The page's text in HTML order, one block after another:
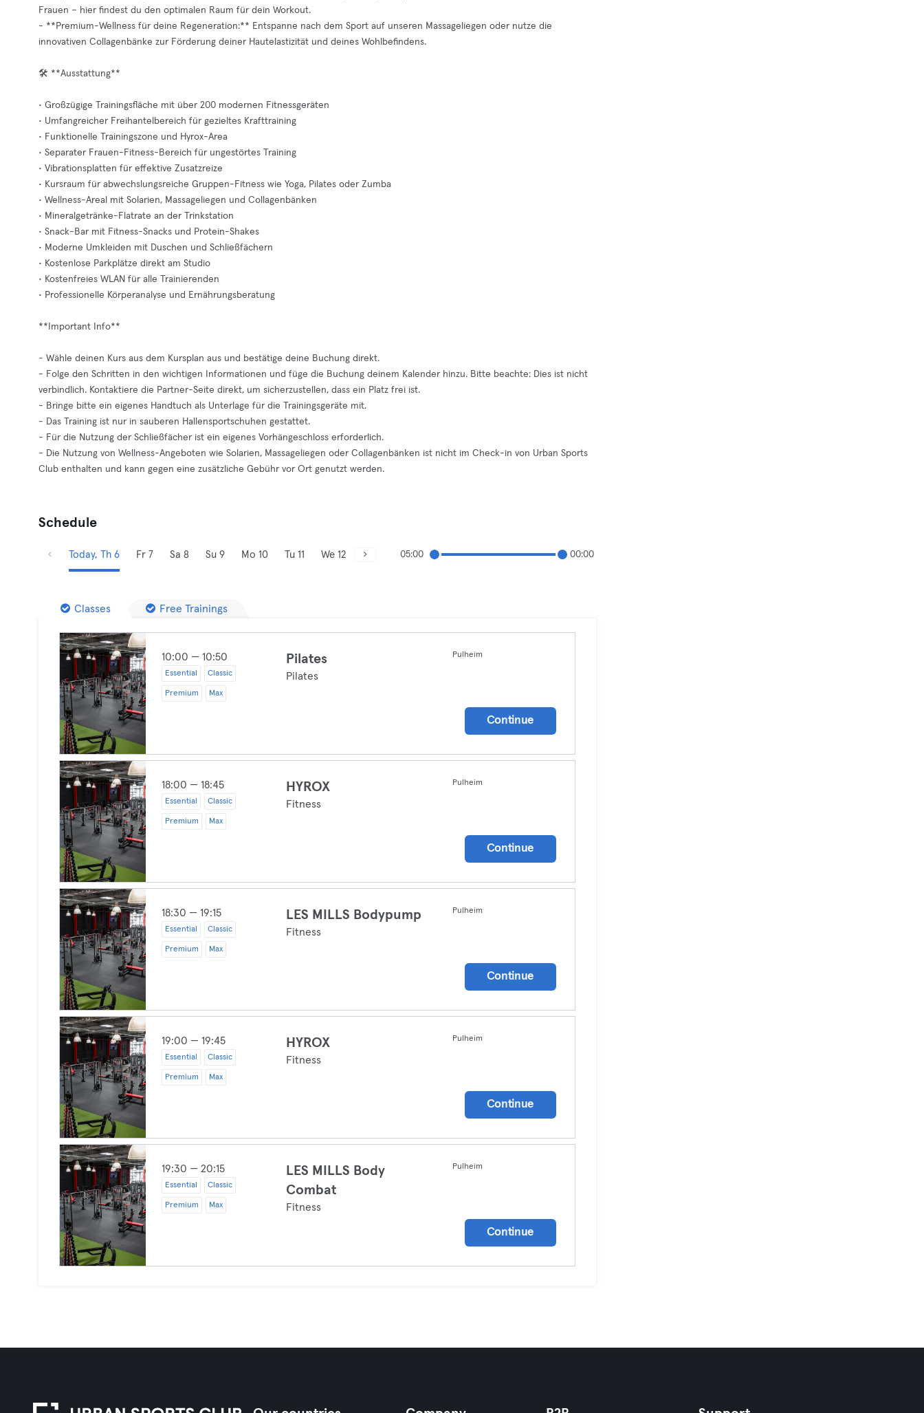
Frauen – hier findest du den optimalen Raum für dein Workout.
- **Premium-Wellness für deine Regeneration:** Entspanne nach dem Sport auf unseren Massageliegen oder nutze die
innovativen Collagenbänke zur Förderung deiner Hautelastizität und deines Wohlbefindens.
🛠️ **Ausstattung**
• Großzügige Trainingsfläche mit über 200 modernen Fitnessgeräten
• Umfangreicher Freihantelbereich für gezieltes Krafttraining
• Funktionelle Trainingszone und Hyrox-Area
• Separater Frauen-Fitness-Bereich für ungestörtes Training
• Vibrationsplatten für effektive Zusatzreize
• Kursraum für abwechslungsreiche Gruppen-Fitness wie Yoga, Pilates oder Zumba
• Wellness-Areal mit Solarien, Massageliegen und Collagenbänken
• Mineralgetränke-Flatrate an der Trinkstation
• Snack-Bar mit Fitness-Snacks und Protein-Shakes
• Moderne Umkleiden mit Duschen und Schließfächern
• Kostenlose Parkplätze direkt am Studio
• Kostenfreies WLAN für alle Trainierenden
• Professionelle Körperanalyse und Ernährungsberatung
**Important Info**
- Wähle deinen Kurs aus dem Kursplan aus und bestätige deine Buchung direkt.
- Folge den Schritten in den wichtigen Informationen und füge die Buchung deinem Kalender hinzu. Bitte beachte: Dies ist nicht
verbindlich. Kontaktiere die Partner-Seite direkt, um sicherzustellen, dass ein Platz frei ist.
- Bringe bitte ein eigenes Handtuch als Unterlage für die Trainingsgeräte mit.
- Das Training ist nur in sauberen Hallensportschuhen gestattet.
- Für die Nutzung der Schließfächer ist ein eigenes Vorhängeschloss erforderlich.
- Die Nutzung von Wellness-Angeboten wie Solarien, Massageliegen oder Collagenbänken ist nicht im Check-in von Urban Sports
Club enthalten und kann gegen eine zusätzliche Gebühr vor Ort genutzt werden.
Schedule
Today, Th 6 Fr 7 Sa 8 Su 9 Mo 10 Tu 11 We 12 05:00 00:00
Classes Free Trainings
10:00 — 10:50
Essential Classic
Premium Max
Pilates
Pilates
Pulheim
Continue
18:00 — 18:45
Essential Classic
Premium Max
HYROX
Fitness
Pulheim
Continue
18:30 — 19:15
Essential Classic
Premium Max
LES MILLS Bodypump
Fitness
Pulheim
Continue
19:00 — 19:45
Essential Classic
Premium Max
HYROX
Fitness
Pulheim
Continue
19:30 — 20:15
Essential Classic
Premium Max
LES MILLS Body
Combat
Fitness
Pulheim
Continue